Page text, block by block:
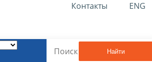
Контакты ENG
Найти